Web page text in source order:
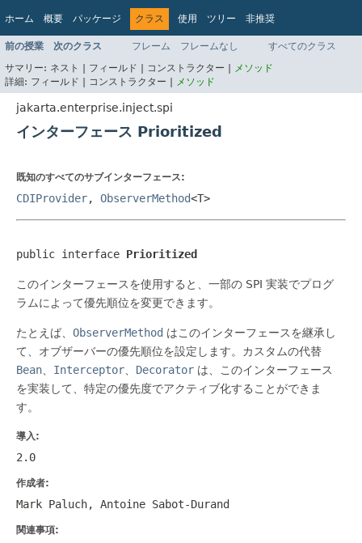
ホーム 概要 パッケージ クラス 使用 ツリー
非推奨
インデックス
ヘルプ
Jakarta EE Platform API v9.0.0
前の授業 次のクラス フレーム フレームなし
すべてのクラス
サマリー: ネスト | フィールド | コンストラクター | メソッド
詳細: フィールド | コンストラクター | メソッド
jakarta.enterprise.inject.spi
インターフェース Prioritized
既知のすべてのサブインターフェース:
CDIProvider, ObserverMethod<T>
public interface Prioritized
このインターフェースを使用すると、一部の SPI 実装でプログ
ラムによって優先順位を変更できます。
たとえば、 ObserverMethod はこのインターフェースを継承し
て、オブザーバーの優先順位を設定します。カスタムの代替
Bean
Interceptor Decorator は、このインターフェース
を実装して、特定の優先度でアクティブ化することができま
す。
導入:
2.0
作成者:
Mark Paluch, Antoine Sabot-Durand
関連事項: